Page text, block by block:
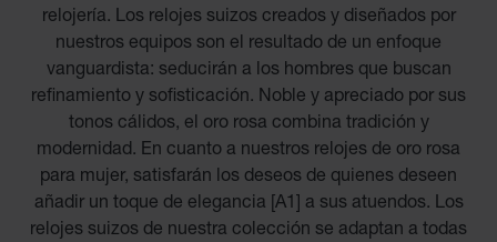
relojería. Los relojes suizos creados y diseñados por
nuestros equipos son el resultado de un enfoque
vanguardista: seducirán a los hombres que buscan
refinamiento y sofisticación. Noble y apreciado por sus
tonos cálidos, el oro rosa combina tradición y
modernidad. En cuanto a nuestros relojes de oro rosa
para mujer, satisfarán los deseos de quienes deseen
añadir un toque de elegancia [A1] a sus atuendos. Los
relojes suizos de nuestra colección se adaptan a todas